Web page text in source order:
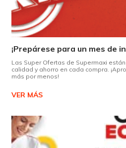
Las Super Ofertas de Supermaxi
calidad y ahorro en cada compra.
más por menos!
VER MÁS